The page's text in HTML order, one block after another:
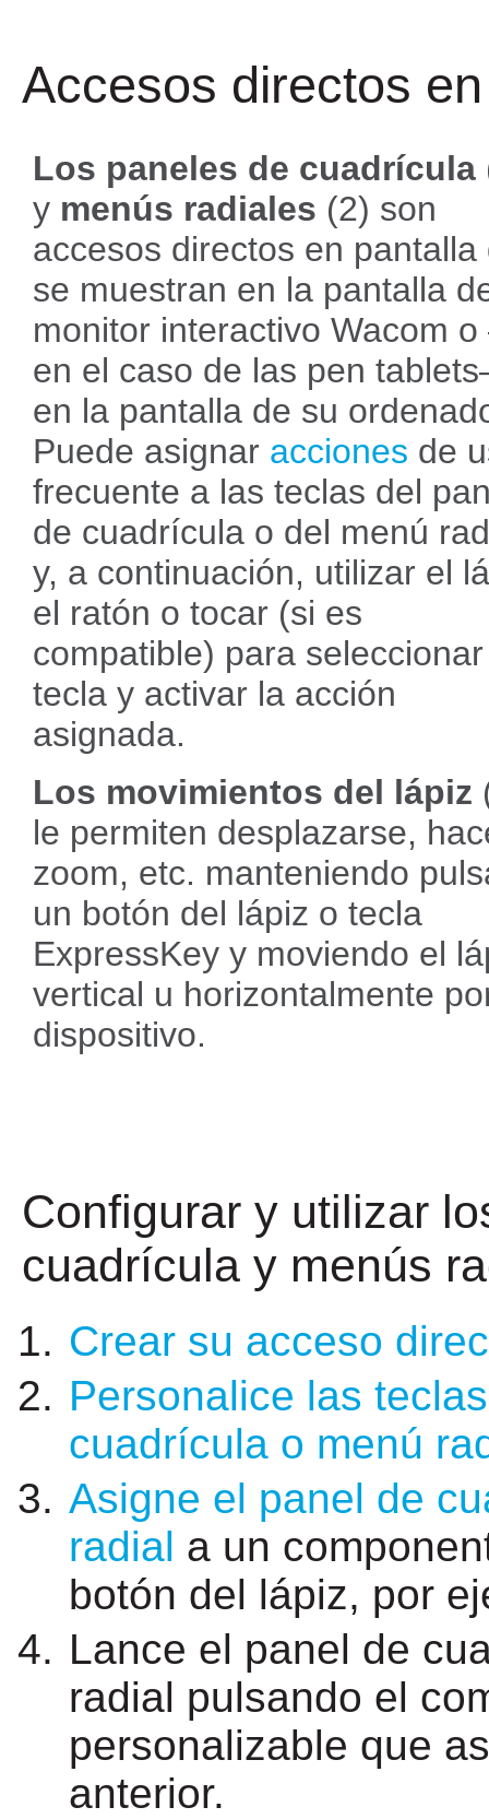
Accesos directos
Los paneles de cuadrícula
y menús radiales (2) son
accesos directos en pantalla
se muestran en la pantalla
monitor interactivo Wacom
en el caso de las pen
en la pantalla de su
Puede asignar acciones de
frecuente a las teclas del
de cuadrícula o del menú
y, a continuación, utilizar el
el ratón o tocar (si es
compatible) para
tecla y activar la acción
asignada.
Los movimientos del lápiz
le permiten desplazarse,
zoom, etc. manteniendo
un botón del lápiz o tecla
ExpressKey y moviendo el
vertical u horizontalmente
dispositivo.
Configurar y utilizar
cuadrícula y menús
Crear su acceso
Personalice las
cuadrícula o menú
Asigne el panel de
radial a un
botón del lápiz, por
Lance el panel de
radial pulsando el
personalizable que
anterior.